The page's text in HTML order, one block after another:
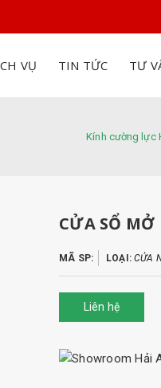
VỤ TIN TỨC TƯ
Kính cường lực
CỬA SỔ
MÃ SP: LOẠI:CỬA
Liên hệ